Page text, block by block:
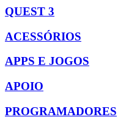
QUEST 3
ACESSÓRIOS
APPS E JOGOS
APOIO
PROGRAMADORES